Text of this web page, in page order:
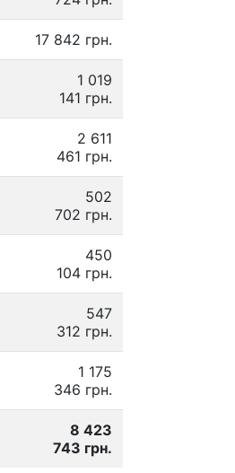
17 842 грн.
1 019
141 грн.
2 611
461 грн.
502
702 грн.
450
104 грн.
547
312 грн.
1 175
346 грн.
8 423
743 грн.